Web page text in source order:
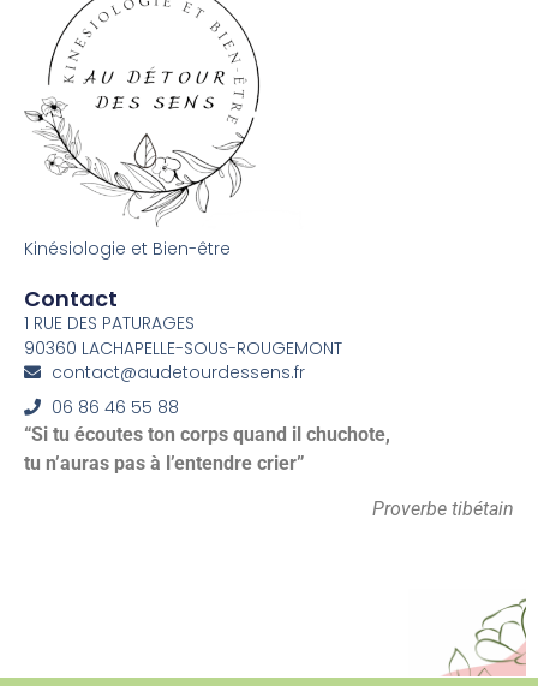
Kinésiologie et Bien-être
Contact
1 RUE DES PATURAGES
90360 LACHAPELLE-SOUS-ROUGEMONT
contact@audetourdessens.fr
06 86 46 55 88
“Si tu écoutes ton corps quand il chuchote,
tu n’auras pas à l’entendre crier”
Proverbe tibétain